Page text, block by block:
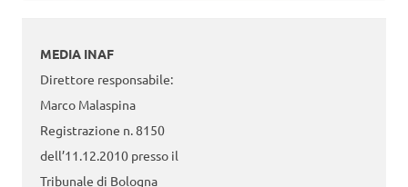
MEDIA INAF
Direttore responsabile:
Marco Malaspina
Registrazione n. 8150
dell’11.12.2010 presso il
Tribunale di Bologna